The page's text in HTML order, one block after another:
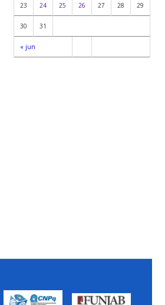
« jun
23 24 25 26 27 28 29
30 31